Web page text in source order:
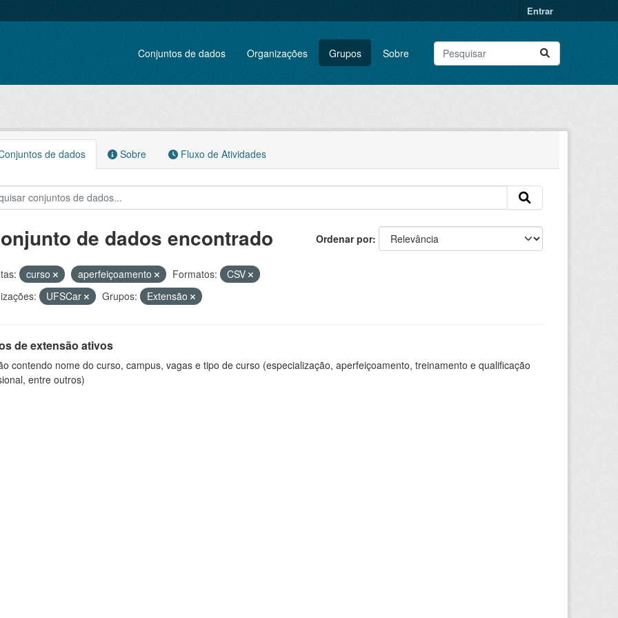
Entrar
Conjuntos de dados Organizações Grupos Sobre
de dados Sobre Fluxo de Atividades
Ordenar por
de dados encontrado
curso aperfeiçoamento Formatos:
CSV
UFSCar Grupos: Extensão
de extensão ativos
contendo nome do curso, campus, vagas e tipo de curso (especialização, aperfeiçoamento, treinamento e qualificação
entre outros)